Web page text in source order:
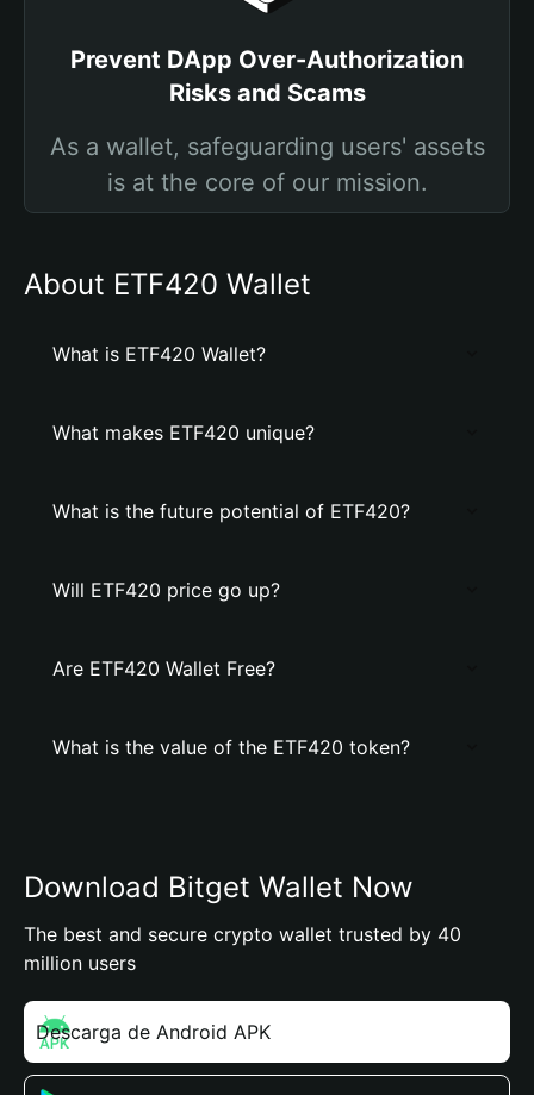
Prevent DApp Over-Authorization
Risks and Scams
As a wallet, safeguarding users' assets
is at the core of our mission.
About ETF420 Wallet
What is ETF420 Wallet?
What makes ETF420 unique?
What is the future potential of ETF420?
Will ETF420 price go up?
Are ETF420 Wallet Free?
What is the value of the ETF420 token?
Download Bitget Wallet Now
The best and secure crypto wallet trusted by 40
million users
Descarga de Android APK